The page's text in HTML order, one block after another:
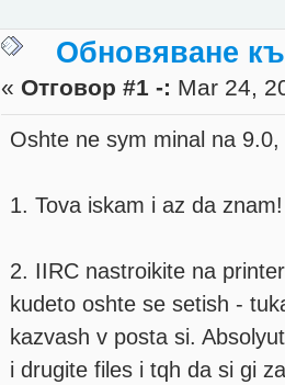
Обновяване
« Отговор #1 -: Mar 24,
Oshte ne sym minal na
1. Tova iskam i az da znam!
2. IIRC nastroikite na
kudeto oshte se setish -
kazvash v posta si.
i drugite files i tqh da si gi